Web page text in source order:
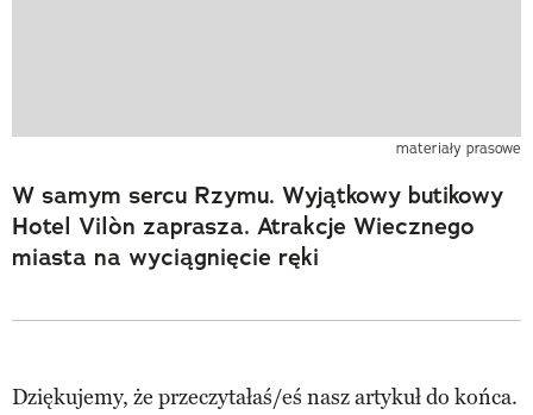
materiały prasowe
W samym sercu Rzymu. Wyjątkowy butikowy
Hotel Vilòn zaprasza. Atrakcje Wiecznego
miasta na wyciągnięcie ręki
Dziękujemy, że przeczytałaś/eś nasz artykuł do końca.